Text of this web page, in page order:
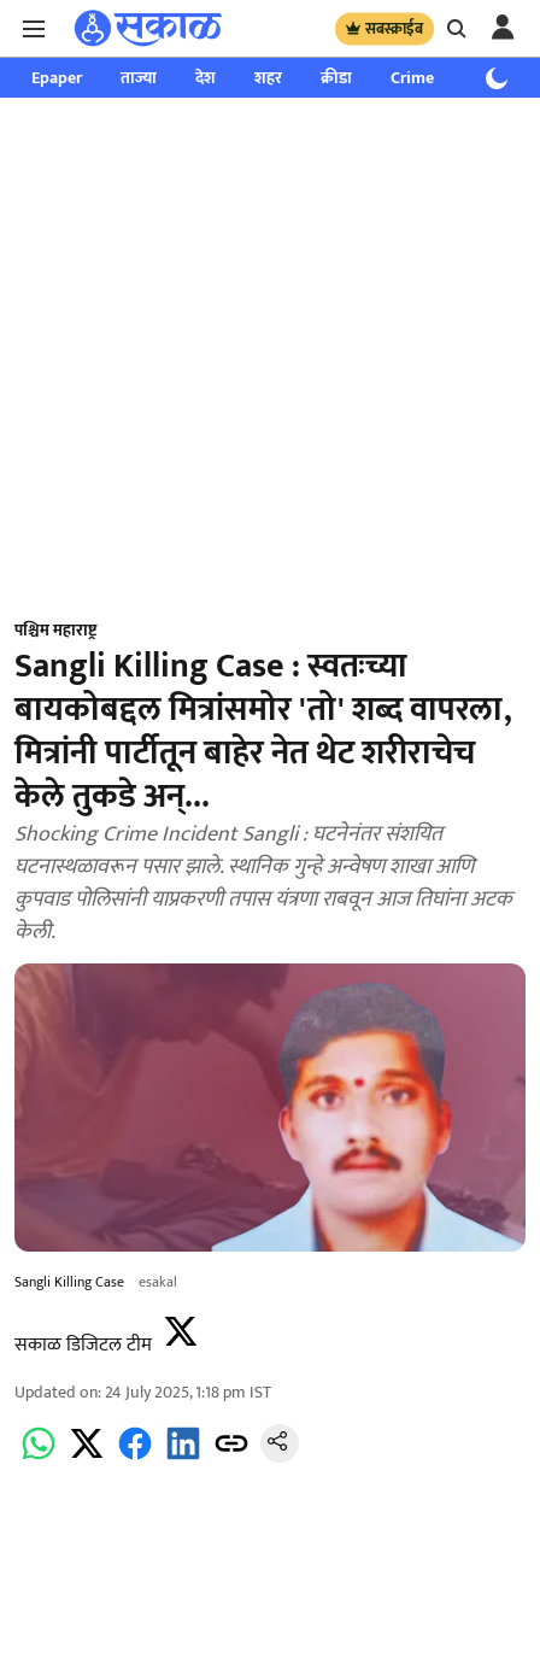
सबस्क्राईब
Epaper ताज्या देश शहर क्रीडा Crime साप्ताहिक
पश्चिम महाराष्ट्र
Sangli Killing Case : स्वतःच्या
बायकोबद्दल मित्रांसमोर 'तो' शब्द वापरला,
मित्रांनी पार्टीतून बाहेर नेत थेट शरीराचेच
केले तुकडे अन्...
Shocking Crime Incident Sangli : घटनेनंतर संशयित
घटनास्थळावरून पसार झाले. स्थानिक गुन्हे अन्वेषण शाखा आणि
कुपवाड पोलिसांनी याप्रकरणी तपास यंत्रणा राबवून आज तिघांना अटक
केली.
Sangli Killing Case esakal
सकाळ डिजिटल टीम
Updated on:24 July 2025, 1:18 pm IST